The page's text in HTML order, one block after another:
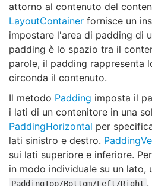
attorno al contenuto del
LayoutContainer fornisce un
impostare l'area di padding di
padding è lo spazio tra il
parole, il padding rappresenta
circonda il contenuto.
Il metodo Padding imposta il
i lati di un contenitore in una
PaddingHorizontal per
lati sinistro e destro.
sui lati superiore e inferiore.
in modo individuale su un lato,
PaddingTop/Bottom/Left/Right .